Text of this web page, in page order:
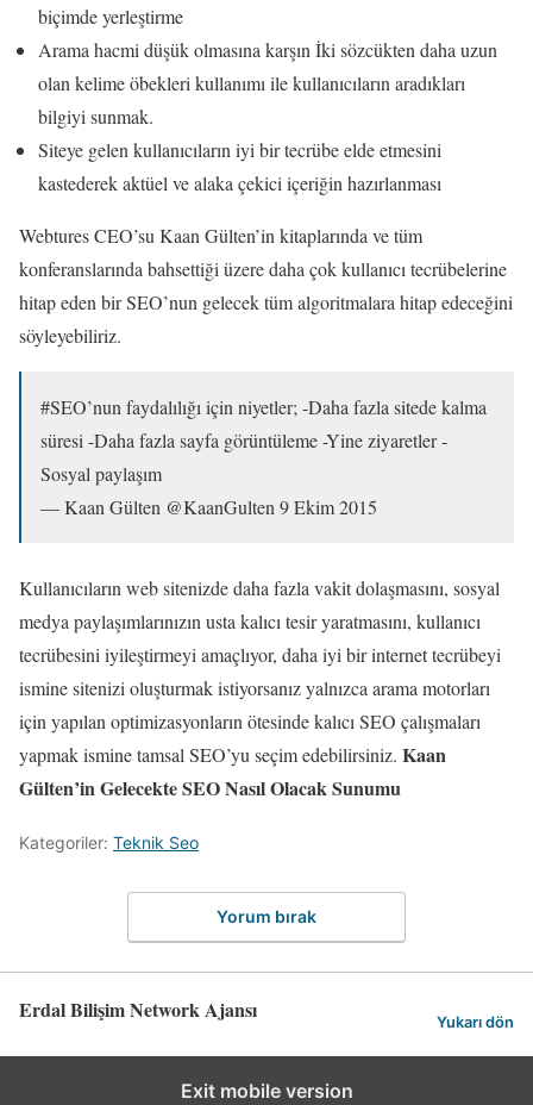
biçimde yerleştirme
Arama hacmi düşük olmasına karşın İki sözcükten daha uzun
olan kelime öbekleri kullanımı ile kullanıcıların aradıkları
bilgiyi sunmak.
Siteye gelen kullanıcıların iyi bir tecrübe elde etmesini
kastederek aktüel ve alaka çekici içeriğin hazırlanması
Webtures CEO’su Kaan Gülten’in kitaplarında ve tüm
konferanslarında bahsettiği üzere daha çok kullanıcı tecrübelerine
hitap eden bir SEO’nun gelecek tüm algoritmalara hitap edeceğini
söyleyebiliriz.
#SEO’nun faydalılığı için niyetler; -Daha fazla sitede kalma
süresi -Daha fazla sayfa görüntüleme -Yine ziyaretler -
Sosyal paylaşım
— Kaan Gülten @KaanGulten 9 Ekim 2015
Kullanıcıların web sitenizde daha fazla vakit dolaşmasını, sosyal
medya paylaşımlarınızın usta kalıcı tesir yaratmasını, kullanıcı
tecrübesini iyileştirmeyi amaçlıyor, daha iyi bir internet tecrübeyi
ismine sitenizi oluşturmak istiyorsanız yalnızca arama motorları
için yapılan optimizasyonların ötesinde kalıcı SEO çalışmaları
yapmak ismine tamsal SEO’yu seçim edebilirsiniz. Kaan
Gülten’in Gelecekte SEO Nasıl Olacak Sunumu
Kategoriler: Teknik Seo
Yorum bırak
Erdal Bilişim Network Ajansı Yukarı dön
Exit mobile version